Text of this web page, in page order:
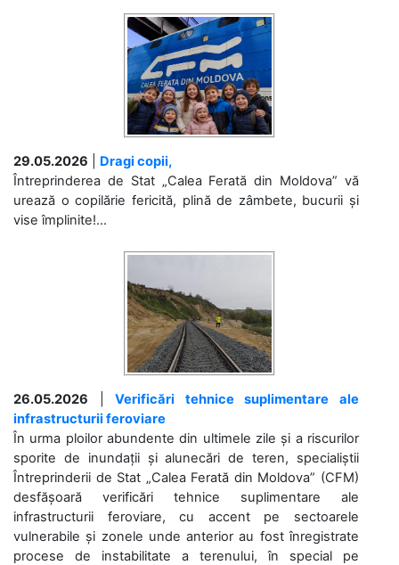
29.05.2026
Dragi copii,
Întreprinderea de Stat „Calea Ferată din Moldova” vă
urează o copilărie fericită, plină de zâmbete, bucurii și
vise împlinite!...
26.05.2026 |Verificări tehnice suplimentare ale
infrastructurii feroviare
În urma ploilor abundente din ultimele zile și a riscurilor
sporite de inundații și alunecări de teren, specialiștii
Întreprinderii de Stat „Calea Ferată din Moldova” (CFM)
desfășoară verificări tehnice suplimentare ale
infrastructurii feroviare, cu accent pe sectoarele
vulnerabile și zonele unde anterior au fost înregistrate
procese de instabilitate a terenului, în special pe